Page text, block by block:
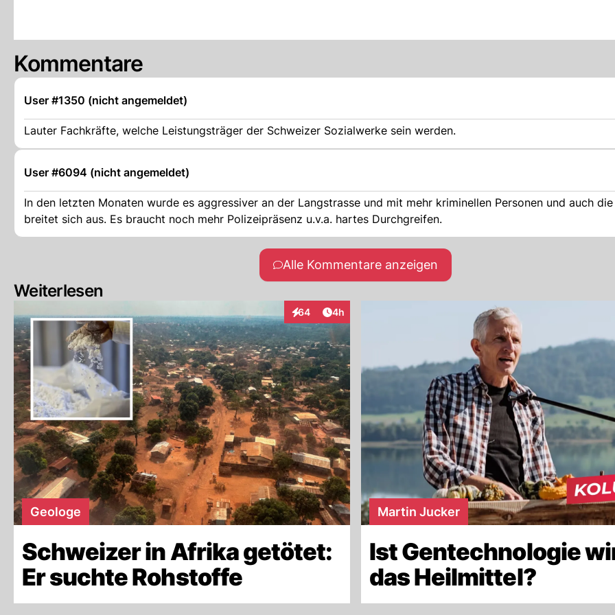
Kommentare
User #1350 (nicht angemeldet)
Lauter Fachkräfte, welche Leistungsträger der Schweizer Sozialwerke sein werden.
User #6094 (nicht angemeldet)
In den letzten Monaten wurde es aggressiver an der Langstrasse und mit mehr kriminellen Personen und auch
breitet sich aus. Es braucht noch mehr Polizeipräsenz u.v.a. hartes Durchgreifen.
Alle Kommentare anzeigen
Weiterlesen
64
InteraktionenArtikel veröffentlicht:
4h
Geologe
Schweizer in Afrika getötet:
Er suchte Rohstoffe
Martin Jucker
Ist Gentechnologie
das Heilmittel?